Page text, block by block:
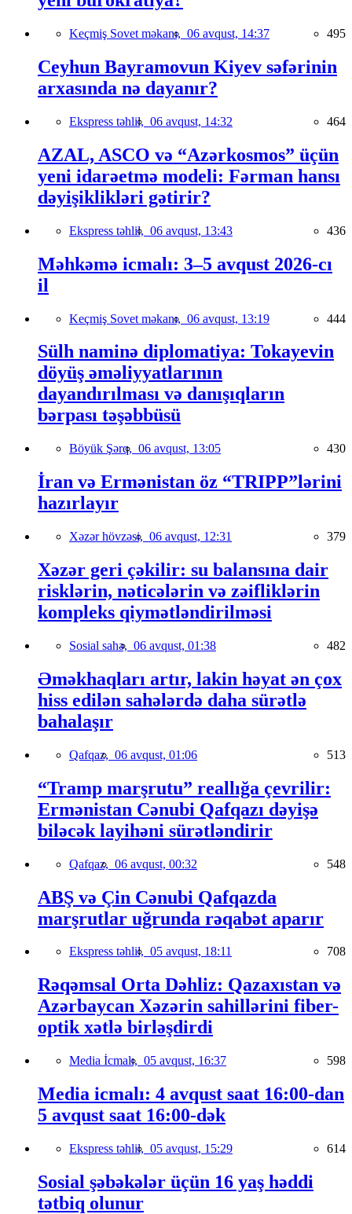
Keçmiş Sovet məkanı, 06 avqust, 14:37 495
Ceyhun Bayramovun Kiyev səfərinin
arxasında nə dayanır?
Ekspress təhlil, 06 avqust, 14:32 464
AZAL, ASCO və “Azərkosmos” üçün
yeni idarəetmə modeli: Fərman hansı
dəyişiklikləri gətirir?
Ekspress təhlil, 06 avqust, 13:43 436
Məhkəmə icmalı: 3–5 avqust 2026-cı
il
Keçmiş Sovet məkanı, 06 avqust, 13:19 444
Sülh naminə diplomatiya: Tokayevin
döyüş əməliyyatlarının
dayandırılması və danışıqların
bərpası təşəbbüsü
Böyük Şərq, 06 avqust, 13:05 430
İran və Ermənistan öz “TRIPP”lərini
hazırlayır
Xəzər hövzəsi, 06 avqust, 12:31 379
Xəzər geri çəkilir: su balansına dair
risklərin, nəticələrin və zəifliklərin
kompleks qiymətləndirilməsi
Sosial sahə, 06 avqust, 01:38 482
Əməkhaqları artır, lakin həyat ən çox
hiss edilən sahələrdə daha sürətlə
bahalaşır
Qafqaz, 06 avqust, 01:06 513
“Tramp marşrutu” reallığa çevrilir:
Ermənistan Cənubi Qafqazı dəyişə
biləcək layihəni sürətləndirir
Qafqaz, 06 avqust, 00:32 548
ABŞ və Çin Cənubi Qafqazda
marşrutlar uğrunda rəqabət aparır
Ekspress təhlil, 05 avqust, 18:11 708
Rəqəmsal Orta Dəhliz: Qazaxıstan və
Azərbaycan Xəzərin sahillərini fiber-
optik xətlə birləşdirdi
Media İcmalı, 05 avqust, 16:37 598
Media icmalı: 4 avqust saat 16:00-dan
5 avqust saat 16:00-dək
Ekspress təhlil, 05 avqust, 15:29 614
Sosial şəbəkələr üçün 16 yaş həddi
tətbiq olunur